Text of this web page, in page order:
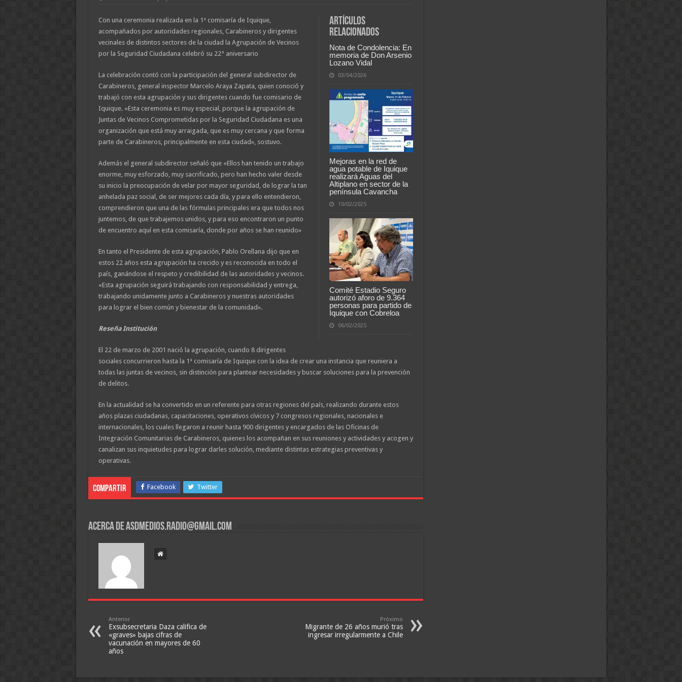
Artículos
relacionados
Nota de Condolencia: En
memoria de Don Arsenio
Lozano Vidal
03/04/2026
Mejoras en la red de
agua potable de Iquique
realizará Aguas del
Altiplano en sector de la
península Cavancha
10/02/2025
Comité Estadio Seguro
autorizó aforo de 9.364
personas para partido de
Iquique con Cobreloa
06/02/2025
Con una ceremonia realizada en la 1ª comisaría de Iquique,
acompañados por autoridades regionales, Carabineros y dirigentes
vecinales de distintos sectores de la ciudad la Agrupación de Vecinos
por la Seguridad Ciudadana celebró su 22° aniversario
La celebración contó con la participación del general subdirector de
Carabineros, general inspector Marcelo Araya Zapata, quien conoció y
trabajó con esta agrupación y sus dirigentes cuando fue comisario de
Iquique. «Esta ceremonia es muy especial, porque la agrupación de
Juntas de Vecinos Comprometidas por la Seguridad Ciudadana es una
organización que está muy arraigada, que es muy cercana y que forma
parte de Carabineros, principalmente en esta ciudad», sostuvo.
Además el general subdirector señaló que «Ellos han tenido un trabajo
enorme, muy esforzado, muy sacrificado, pero han hecho valer desde
su inicio la preocupación de velar por mayor seguridad, de lograr la tan
anhelada paz social, de ser mejores cada día, y para ello entendieron,
comprendieron que una de las fórmulas principales era que todos nos
juntemos, de que trabajemos unidos, y para eso encontraron un punto
de encuentro aquí en esta comisaría, donde por años se han reunido»
En tanto el Presidente de esta agrupación, Pablo Orellana dijo que en
estos 22 años esta agrupación ha crecido y es reconocida en todo el
país, ganándose el respeto y credibilidad de las autoridades y vecinos.
«Esta agrupación seguirá trabajando con responsabilidad y entrega,
trabajando unidamente junto a Carabineros y nuestras autoridades
para lograr el bien común y bienestar de la comunidad».
Reseña Institución
El 22 de marzo de 2001 nació la agrupación, cuando 8 dirigentes
sociales concurrieron hasta la 1ª comisaría de Iquique con la idea de crear una instancia que reuniera a
todas las juntas de vecinos, sin distinción para plantear necesidades y buscar soluciones para la prevención
de delitos.
En la actualidad se ha convertido en un referente para otras regiones del país, realizando durante estos
años plazas ciudadanas, capacitaciones, operativos cívicos y 7 congresos regionales, nacionales e
internacionales, los cuales llegaron a reunir hasta 900 dirigentes y encargados de las Oficinas de
Integración Comunitarias de Carabineros, quienes los acompañan en sus reuniones y actividades y acogen y
canalizan sus inquietudes para lograr darles solución, mediante distintas estrategias preventivas y
operativas.
Compartir Facebook Twitter
Acerca de asdmedios.radio@gmail.com
Anterior
Exsubsecretaria Daza califica de
«graves» bajas cifras de
vacunación en mayores de 60
años
Próximo
Migrante de 26 años murió tras
ingresar irregularmente a Chile